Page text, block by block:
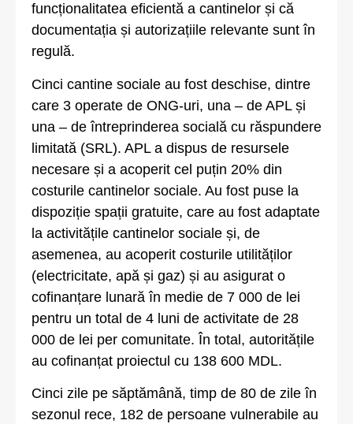
funcționalitatea eficientă a cantinelor și că
documentația și autorizațiile relevante sunt în
regulă.
Cinci cantine sociale au fost deschise, dintre
care 3 operate de ONG-uri, una – de APL și
una – de întreprinderea socială cu răspundere
limitată (SRL). APL a dispus de resursele
necesare și a acoperit cel puțin 20% din
costurile cantinelor sociale. Au fost puse la
dispoziție spații gratuite, care au fost adaptate
la activitățile cantinelor sociale și, de
asemenea, au acoperit costurile utilităților
(electricitate, apă și gaz) și au asigurat o
cofinanțare lunară în medie de 7 000 de lei
pentru un total de 4 luni de activitate de 28
000 de lei per comunitate. În total, autoritățile
au cofinanțat proiectul cu 138 600 MDL.
Cinci zile pe săptămână, timp de 80 de zile în
sezonul rece, 182 de persoane vulnerabile au